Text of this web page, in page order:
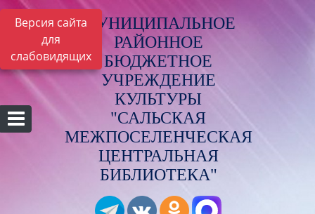
Версия сайта
для
слабовидящих
МУНИЦИПАЛЬНОЕ
РАЙОННОЕ
БЮДЖЕТНОЕ
УЧРЕЖДЕНИЕ
КУЛЬТУРЫ
"САЛЬСКАЯ
МЕЖПОСЕЛЕНЧЕСКАЯ
ЦЕНТРАЛЬНАЯ
БИБЛИОТЕКА"